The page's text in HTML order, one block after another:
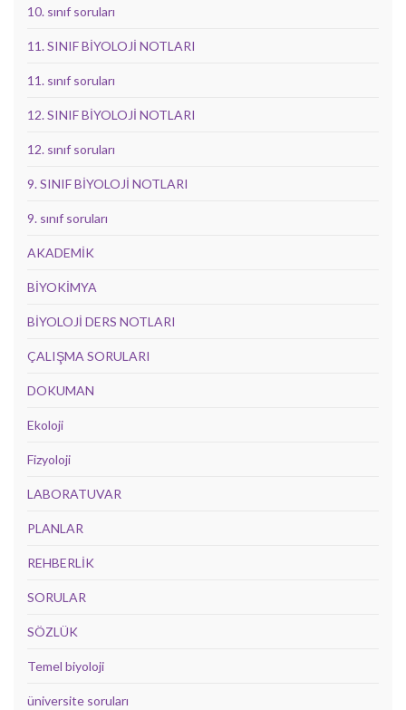
10. sınıf soruları
11. SINIF BİYOLOJİ NOTLARI
11. sınıf soruları
12. SINIF BİYOLOJİ NOTLARI
12. sınıf soruları
9. SINIF BİYOLOJİ NOTLARI
9. sınıf soruları
AKADEMİK
BİYOKİMYA
BİYOLOJİ DERS NOTLARI
ÇALIŞMA SORULARI
DOKUMAN
Ekoloji
Fizyoloji
LABORATUVAR
PLANLAR
REHBERLİK
SORULAR
SÖZLÜK
Temel biyoloji
üniversite soruları